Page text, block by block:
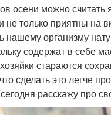
осени можно считать
только приятны на
нашему организму
содержат в себе
стараются
сделать это легче
расскажу про